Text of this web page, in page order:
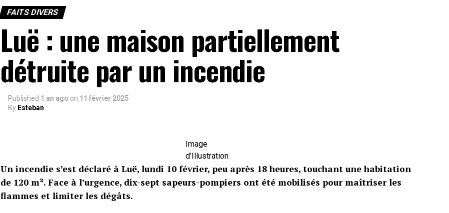
FAITS DIVERS
Luë : une maison partiellement
détruite par un incendie
Published 1 an ago on 11 février 2025
By Esteban
Image
d’Illustration
Un incendie s’est déclaré à Luë, lundi 10 février, peu après 18 heures, touchant une habitation
de 120 m². Face à l’urgence, dix-sept sapeurs-pompiers ont été mobilisés pour maîtriser les
flammes et limiter les dégâts.